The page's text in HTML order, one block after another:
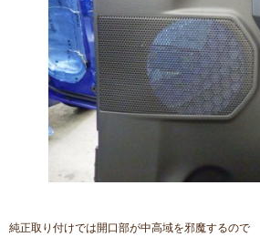
純正取り付けでは開口部が中高域を邪魔するので